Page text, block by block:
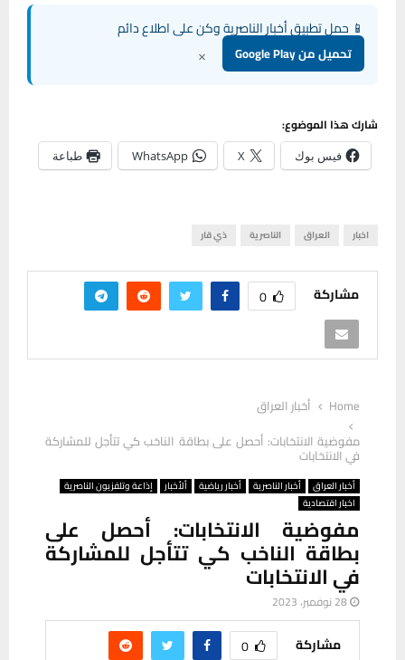
📱 حمل تطبيق أخبار الناصرية وكن على اطلاع دائم
تحميل من Google Play ×
شارك هذا الموضوع:
فيس بوك X
WhatsApp طباعة
اخبار العراق الناصرية ذي قار
مشاركة 0
Home
أخبار العراق
مفوضية الانتخابات: أحصل على بطاقة الناخب كي تتأجل للمشاركة
في الانتخابات
أخبار العراق أخبار الناصرية أخبار رياضية ألأخبار
إذاعة وتلفزيون الناصرية
اخبار اقتصادية
مفوضية الانتخابات: أحصل على
بطاقة الناخب كي تتأجل للمشاركة
في الانتخابات
28 نوفمبر، 2023
مشاركة 0